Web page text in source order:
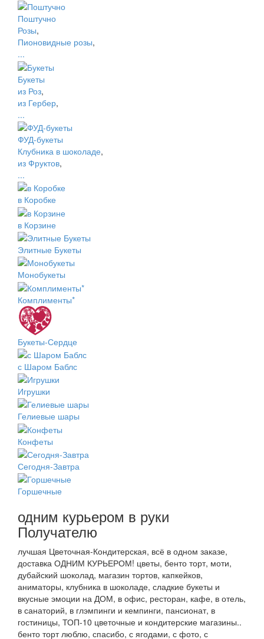
Поштучно
Розы,
Пионовидные розы,
...
Букеты
из Роз,
из Гербер,
...
ФУД-букеты
Клубника в шоколаде,
из Фруктов,
...
в Коробке
в Корзине
Элитные Букеты
Монобукеты
Комплименты*
Букеты-Сердце
с Шаром Баблс
Игрушки
Гелиевые шары
Конфеты
Сегодня-Завтра
Горшечные
одним курьером в руки
Получателю
лучшая Цветочная-Кондитерская, всё в одном заказе,
доставка ОДНИМ КУРЬЕРОМ! цветы, бенто торт, моти,
дубайский шоколад, магазин тортов, капкейков,
аниматоры, клубника в шоколаде, сладкие букеты и
вкусные эмоции на ДОМ, в офис, ресторан, кафе, в отель,
в санаторий, в глэмпинги и кемпинги, пансионат, в
гостиницы, ТОП-10 цветочные и кондитерские магазины..
бенто торт люблю, спасибо, с ягодами, с фото, с